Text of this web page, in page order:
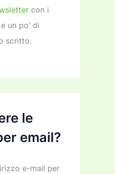
con i
un po’ di
scritto.
le
email?
e-mail per